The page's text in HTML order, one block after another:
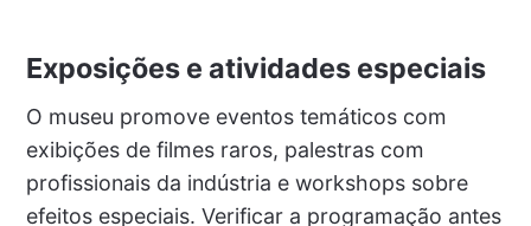
Exposições e atividades especiais
O museu promove eventos temáticos com
exibições de filmes raros, palestras com
profissionais da indústria e workshops sobre
efeitos especiais. Verificar a programação antes